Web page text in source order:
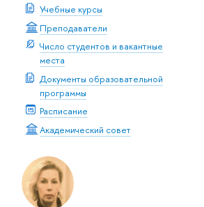
Учебные курсы
Преподаватели
Число студентов и вакантные
места
Документы образовательной
программы
Расписание
Академический совет